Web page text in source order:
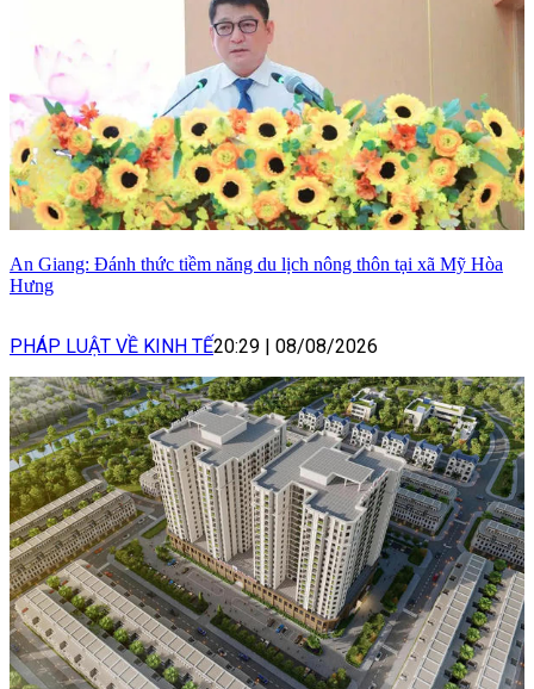
An Giang: Đánh thức tiềm năng du lịch nông thôn tại xã Mỹ Hòa
Hưng
PHÁP LUẬT VỀ KINH TẾ20:29 | 08/08/2026